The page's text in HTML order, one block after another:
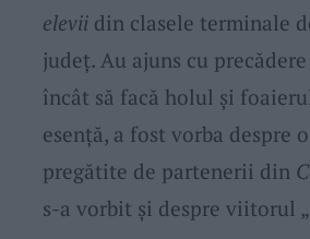
eleviidin clasele terminale
județ. Au ajuns cu
încât să facă holul și
esență, a fost vorba despre
pregătite de partenerii din
s-a vorbit și despre viitorul „